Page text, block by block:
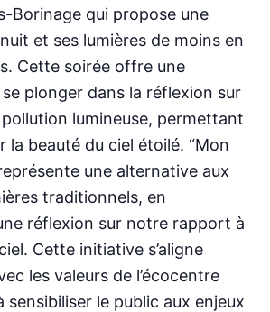
Borinage qui propose une
et ses lumières de moins en
Cette soirée offre une
plonger dans la réflexion sur
pollution lumineuse, permettant
la beauté du ciel étoilé. “Mon
une alternative aux
traditionnels, en
réflexion sur notre rapport à
Cette initiative s’aligne
les valeurs de l’écocentre
sensibiliser le public aux enjeux